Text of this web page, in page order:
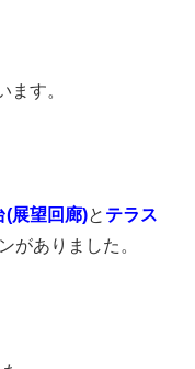
ます。
(展望回廊)と テラス
がありました。